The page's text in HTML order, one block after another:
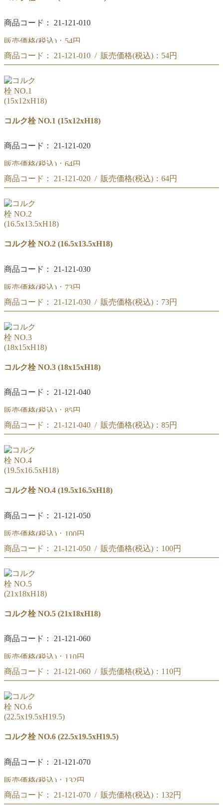
商品コード： 21-121-010
販売価格(税込)： 54円
コルク栓 NO.0
商品コード： 21-121-010 / 販売価格(税込)： 54円
コルク栓 NO.0
(13.5x12xH15)
コルク栓 NO.1 (15x12xH18)
商品コード： 21-121-020
販売価格(税込)： 64円
コルク栓 NO.1
商品コード： 21-121-020 / 販売価格(税込)： 64円
コルク栓 NO.1
(15x12xH18)
コルク栓 NO.2 (16.5x13.5xH18)
商品コード： 21-121-030
販売価格(税込)： 73円
コルク栓 NO.2
商品コード： 21-121-030 / 販売価格(税込)： 73円
コルク栓 NO.2
(16.5x13.5xH18)
コルク栓 NO.3 (18x15xH18)
商品コード： 21-121-040
販売価格(税込)： 85円
コルク栓 NO.3
商品コード： 21-121-040 / 販売価格(税込)： 85円
コルク栓 NO.3
(18x15xH18)
コルク栓 NO.4 (19.5x16.5xH18)
商品コード： 21-121-050
販売価格(税込)： 100円
コルク栓 NO.4
商品コード： 21-121-050 / 販売価格(税込)： 100円
コルク栓 NO.4
(19.5x16.5xH18)
コルク栓 NO.5 (21x18xH18)
商品コード： 21-121-060
販売価格(税込)： 110円
コルク栓 NO.5
商品コード： 21-121-060 / 販売価格(税込)： 110円
コルク栓 NO.5
(21x18xH18)
コルク栓 NO.6 (22.5x19.5xH19.5)
商品コード： 21-121-070
販売価格(税込)： 132円
コルク栓 NO.6
商品コード： 21-121-070 / 販売価格(税込)： 132円